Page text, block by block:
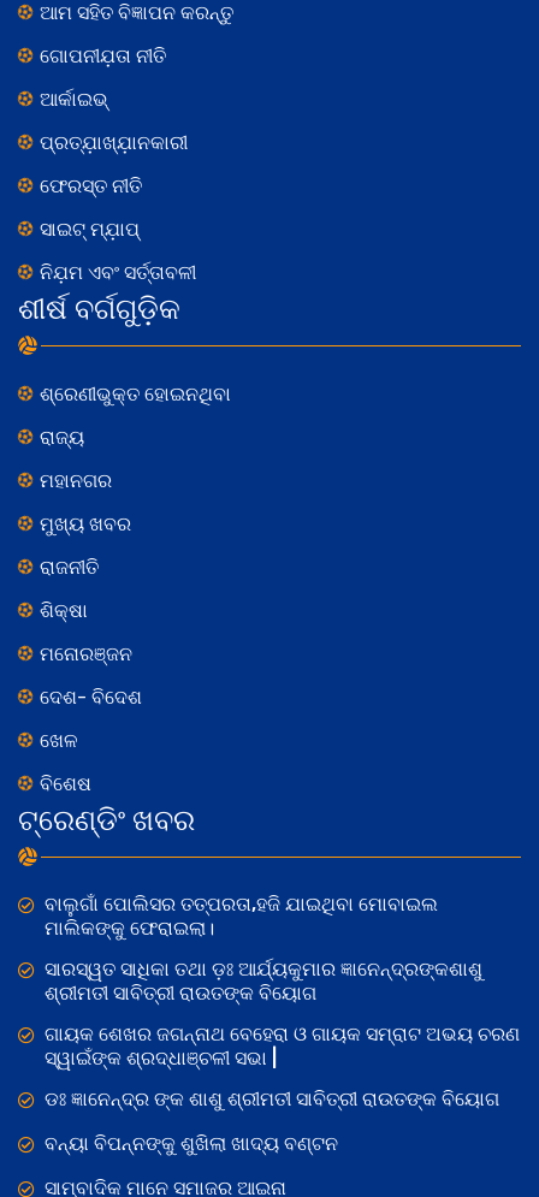
ଆମ ସହିତ ବିଜ୍ଞାପନ କରନ୍ତୁ
ଗୋପନୀଯ଼ତା ନୀତି
ଆର୍କାଇଭ୍
ପ୍ରତ୍ଯ଼ାଖ୍ଯ଼ାନକାରୀ
ଫେରସ୍ତ ନୀତି
ସାଇଟ୍ ମ୍ଯ଼ାପ୍
ନିଯ଼ମ ଏବଂ ସର୍ତ୍ତାବଳୀ
ଶୀର୍ଷ ବର୍ଗଗୁଡ଼ିକ
ଶ୍ରେଣୀଭୁକ୍ତ ହୋଇନଥିବା
ରାଜ୍ୟ
ମହାନଗର
ମୁଖ୍ୟ ଖବର
ରାଜନୀତି
ଶିକ୍ଷା
ମନୋରଞ୍ଜନ
ଦେଶ- ବିଦେଶ
ଖେଳ
ବିଶେଷ
ଟ୍ରେଣ୍ଡିଂ ଖବର
ବାଲୁଗାଁ ପୋଲିସର ତତ୍‌ପରତା,ହଜି ଯାଇଥିବା ମୋବାଇଲ
ମାଲିକଙ୍କୁ ଫେରାଇଲା।
ସାରସ୍ୱତ ସାଧିକା ତଥା ଡ଼ଃ ଆର୍ଯ୍ୟକୁମାର ଜ୍ଞାନେନ୍ଦ୍ରଙ୍କଶାଶୁ
ଶ୍ରୀମତୀ ସାବିତ୍ରୀ ରାଉତଙ୍କ ବିୟୋଗ
ଗାୟକ ଶେଖର ଜଗନ୍ନାଥ ବେହେରା ଓ ଗାୟକ ସମ୍ରାଟ ଅଭୟ ଚରଣ
ସ୍ୱାଇଁଙ୍କ ଶ୍ରଦ୍ଧାଞ୍ଚଳୀ ସଭା |
ଡଃ ଜ୍ଞାନେନ୍ଦ୍ର ଙ୍କ ଶାଶୁ ଶ୍ରୀମତୀ ସାବିତ୍ରୀ ରାଉତଙ୍କ ବିୟୋଗ
ବନ୍ୟା ବିପନ୍ନଙ୍କୁ ଶୁଖିଲା ଖାଦ୍ୟ ବଣ୍ଟନ
ସାମ୍ବାଦିକ ମାନେ ସମାଜର ଆଇନା